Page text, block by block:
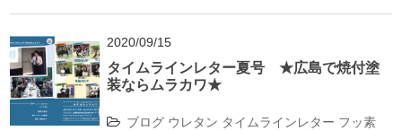
2020/09/15
タイムラインレター夏号 ★広島で焼付塗
装ならムラカワ★
ブログ ウレタン タイムラインレター フッ素